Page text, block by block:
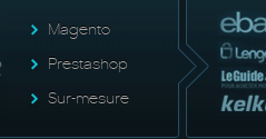
Magento
Prestashop
Sur-mesure